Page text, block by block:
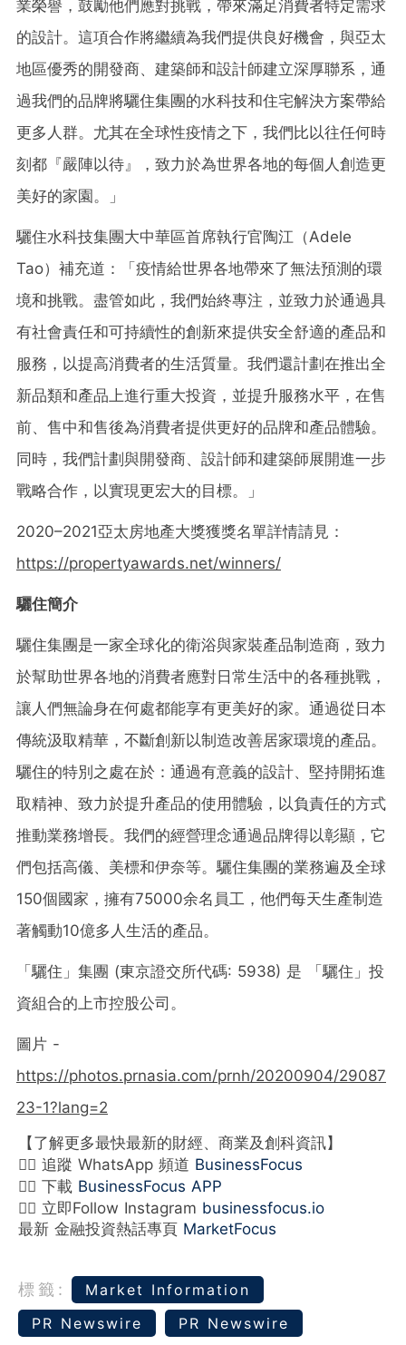
業榮譽，鼓勵他們應對挑戰，帶來滿足消費者特定需求
的設計。這項合作將繼續為我們提供良好機會，與亞太
地區優秀的開發商、建築師和設計師建立深厚聯系，通
過我們的品牌將驪住集團的水科技和住宅解決方案帶給
更多人群。尤其在全球性疫情之下，我們比以往任何時
刻都 『嚴陣以待 』
，致力於為世界各地的每個人創造更
美好的家園。
」
驪住水科技集團大中華區首席執行官陶江（Adele
Tao）補充道：
「疫情給世界各地帶來了無法預測的環
境和挑戰。盡管如此，我們始終專注，並致力於通過具
有社會責任和可持續性的創新來提供安全舒適的產品和
服務，以提高消費者的生活質量。我們還計劃在推出全
新品類和產品上進行重大投資，並提升服務水平，在售
前、售中和售後為消費者提供更好的品牌和產品體驗。
同時，我們計劃與開發商、設計師和建築師展開進一步
戰略合作，以實現更宏大的目標。
」
2020–2021亞太房地產大獎獲獎名單詳情請見：
https://propertyawards.net/winners/
驪住簡介
驪住集團是一家全球化的衛浴與家裝產品制造商，致力
於幫助世界各地的消費者應對日常生活中的各種挑戰，
讓人們無論身在何處都能享有更美好的家。通過從日本
傳統汲取精華，不斷創新以制造改善居家環境的產品。
驪住的特別之處在於：通過有意義的設計、堅持開拓進
取精神、致力於提升產品的使用體驗，以負責任的方式
推動業務增長。我們的經營理念通過品牌得以彰顯，它
們包括高儀、美標和伊奈等。驪住集團的業務遍及全球
150個國家，擁有75000余名員工，他們每天生產制造
著觸動10億多人生活的產品。
「驪住 」 集團 (東京證交所代碼: 5938) 是 「驪住 」 投
資組合的上市控股公司。
圖片 -
https://photos.prnasia.com/prnh/20200904/29087
23-1?lang=2
【了解更多最快最新的財經、商業及創科資訊】
👉🏻 追蹤 WhatsApp 頻道 BusinessFocus
👉🏻 下載 BusinessFocus APP
👉🏻 立即Follow Instagram businessfocus.io
最新 金融投資熱話專頁 MarketFocus
標籤:
Market Information
PR Newswire
PR Newswire